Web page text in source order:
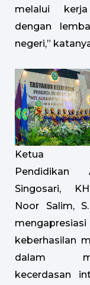
melalui
dengan
negeri,”
Ketua
Pendidikan
Singosari,
Noor Salim,
mengapresiasi
keberhasilan
dalam
kecerdasan